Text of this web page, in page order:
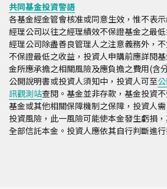
共同基金投資警語
各基金經金管會核准或同意生效，惟不表
經理公司以往之經理績效不保證基金之最
經理公司除盡善良管理人之注意義務外，
不保證最低之收益，投資人申購前應詳閱
金所應承擔之相關風險及應負擔之費用(含
公開說明書或投資人須知中，投資人可至
訊觀測站查閱。基金並非存款，基金投資
基金或其他相關保障機制之保障，投資人
投資風險，此一風險可能使本金發生虧損
全部信託本金。投資人應依其自行判斷進行